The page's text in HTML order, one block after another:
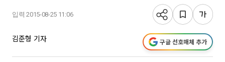
입력 2015-08-25 11:06
김준형 기자 구글 선호매체 추가